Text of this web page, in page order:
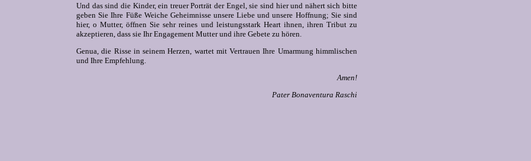
Und das sind die Kinder, ein treuer Porträt der Engel, sie sind hier und nähert sich bitte
geben Sie Ihre Füße Weiche Geheimnisse unsere Liebe und unsere Hoffnung; Sie sind
hier, o Mutter, öffnen Sie sehr reines und leistungsstark Heart ihnen, ihren Tribut zu
akzeptieren, dass sie Ihr Engagement Mutter und ihre Gebete zu hören.
Genua, die Risse in seinem Herzen, wartet mit Vertrauen Ihre Umarmung himmlischen
und Ihre Empfehlung.
Amen!
Pater Bonaventura Raschi